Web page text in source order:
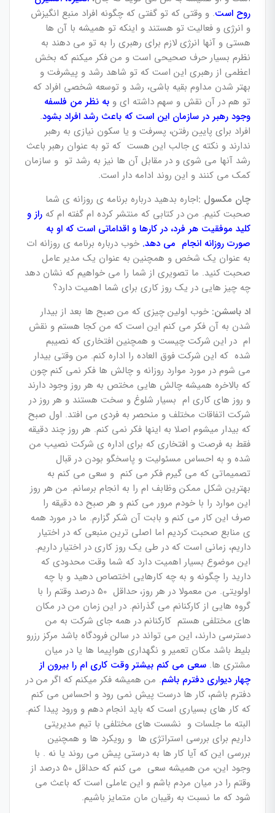
روح است. و وقتی که تو گفتی که چگونه افراد منبع انگیزش
و انرژی و فعالیت تو هستند و اینکه تو همیشه با آن ها
هستی و آنها انرژی لازم برای رهبری را به تو می دهند به
نظرم بسیار حرف صحیحی است و من فکر میکنم که بخش
اعظمی از رهبری این است که تو شاهد رشد و پیشرفت و
بهتر شدن مداوم بقیه باشی، رشد و توسعه شخصی افراد که
تو هم در آن نقش و سهم داشته ای و به نظر من فلسفه
وجود رهبر در سازمان این است که باعث رشد افراد بشود.
افراد برای پایین رفتن، پسرفت و یا سکون نیازی به رهبر
ندارند و نکته ی جالب این هست که تو به عنوان رهبر باعث
رشد آنها می شوی و در مقابل آن ها نیز به رشد تو و سازمان
کمک می کنند و این روند ادامه دار است.
چان مکسول :اجاره بدهید درباره برنامه ی روزانه ی شما
صحبت کنیم. من در کتابی که منتشر کرده ام گفته ام که راز و
کلید موفقیت هر فرد، در کارها و اقداماتی است که او به
صورت روزانه انجام می دهد. خوب درباره برنامه ی روزانه ات
به عنوان یک شخص و همچنین به عنوان یک مدیر عامل
صحبت کنید. ما تصویری از شما را می خواهیم که نشان دهد
چه چیز هایی در یک روز کاری برای شما اهمیت دارد؟
اد باسشن: خوب اولین چیزی که من صبح ها بعد از بیدار
شدن به آن فکر می کنم این است که من کجا هستم و نقش
ام در این شرکت چیست و همچنین افتخاری که نصیبم
شده که این شرکت فوق العاده را اداره کنم. من وقتی بیدار
می شوم در مورد موارد روزانه و چالش ها فکر نمی کنم چون
که بالاخره همیشه چالش هایی مختص به هر روز وجود دارند
و روز های کاری ام بسیار شلوغ و سخت هستند و هر روز در
شرکت اتفاقات مختلف و منحصر به فردی می افتد. اول صبح
که بیدار میشوم اصلا به اینها فکر نمی کنم. هر روز چند دقیقه
فقط به فرصت و افتخاری که برای اداره ی شرکت نصیب من
شده و به احساس مسئولیت و پاسخگو بودن در قبال
تصمیماتی که می گیرم فکر می کنم و سعی می کنم به
بهترین شکل ممکن وظابف ام را به انجام برسانم. من هر روز
این موارد را با خودم مرور می کنم و هر صبح ده دقیقه را
صرف این کار می کنم و بابت آن شکر گزارم. ما در مورد همه
ی منابع صحبت کردیم اما اصلی ترین منبعی که در اختیار
داریم، زمانی است که در طی یک روز کاری در اختیار داریم.
این موضوع بسیار اهمیت دارد که شما وقت محدودی که
دارید را چگونه و به چه کارهایی اختصاص دهید و با چه
اولویتی. من معمولا در هر روز، حداقل 50 درصد وقتم را با
گروه هایی از کارکنانم می گذرانم. در این زمان من در مکان
های مختلفی هستم کارکنانم در همه جای شرکت به من
دسترسی دارند، این می تواند در سالن فرودگاه باشد مرکز رزرو
بلیط باشد مکان تعمیر و نگهداری هواپیما ها یا در میان
مشتری ها. سعی می کنم بیشتر وقت کاری ام را بیرون از
چهار دیواری دفترم باشم. من همیشه فکر میکنم که اگر من در
دفترم باشم، کار ها درست پیش نمی رود و احساس می کنم
که کار های بسیاری است که باید انجام دهم و ورود پیدا کنم.
البته ما جلسات و نشست های مختلفی با تیم مدیریتی
داریم برای بررسی استراتژی ها و رویکرد ها و همچنین
بررسی این که آیا کار ها به درستی پیش می روند یا نه . با
وجود این، من همیشه سعی می کنم که حداقل 50 درصد از
وقتم را در میان مردم باشم و این عاملی است که باعث می
شود که ما نسبت به رقیبان مان متمایز باشیم.